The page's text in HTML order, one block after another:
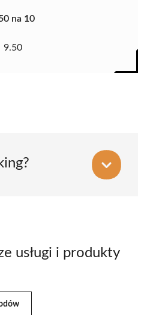
na 10
9.50
usługi i produkty